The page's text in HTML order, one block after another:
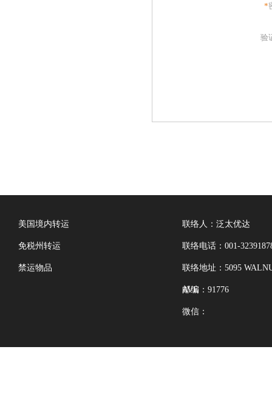
*
验
美国境内转运
免税州转运
禁运物品
联络人：泛太优达
联络电话：001-
联络地址：5095
AVE
邮编：91776
微信：